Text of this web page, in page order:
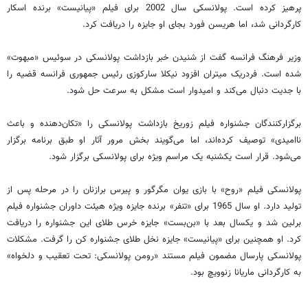
پرهیز کرده است. پولانسکی سال 2002 برای فیلم «پیانیست» برنده اسکار
کارگردانی شد، اما هریسن فورد بجای او جایزه را دریافت کرد.
وزیر فرهنگ فرانسه گفت از شنیدن خبر بازداشت پولانسکی در سوئیس «مبهوت»
شده است. فردریک میتران افزود نیکلا سارکوزی رئیس جمهوری فرانسه قضیه را
با جدیت دنبال می‌کند و امیدوار است مشکل به سرعت حل شود.
برگزارکنندگان جشنواره فیلم زوریخ بازداشت پولانسکی را «تکان‌دهنده و باعث
ناامیدی» توصیف کرده‌اند، اما می‌گویند بخش مرور آثار او طبق برنامه برگزار
می‌شود. قرار است یکشنبه یک مراسم ویژه برای پولانسکی برگزار شود.
پولانسکی فیلم «روح» با بازی یوان مگرگور و پیرس برازنان را در مرحله پس از
تولید دارد. او سال 1965 برای «تنفر» برنده جایزه ویژه هیئت داوران جشنواره فیلم
برلین شد و یکسال بعد با «بن‌بست» جایزه خرس طلای این جشنواره را دریافت
کرد. او همچنین برای «پیانیست» جایزه نخل طلای جشنواره کن را گرفت. مشکلات
پولانسکی پارسال مضمون فیلم مستند «رومن پولانسکی: تحت تعقیب و دلخواه»
به کارگردانی ماریانا زنوویچ بود.